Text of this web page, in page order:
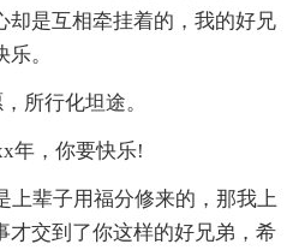
却是互相牵挂着的，我的好兄
。
所行化坦途。
年，你要快乐!
上辈子用福分修来的，那我上
才交到了你这样的好兄弟，希